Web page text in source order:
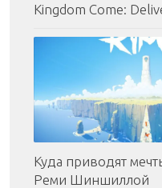
Kingdom Come:
Куда приводят
Реми Шиншиллой